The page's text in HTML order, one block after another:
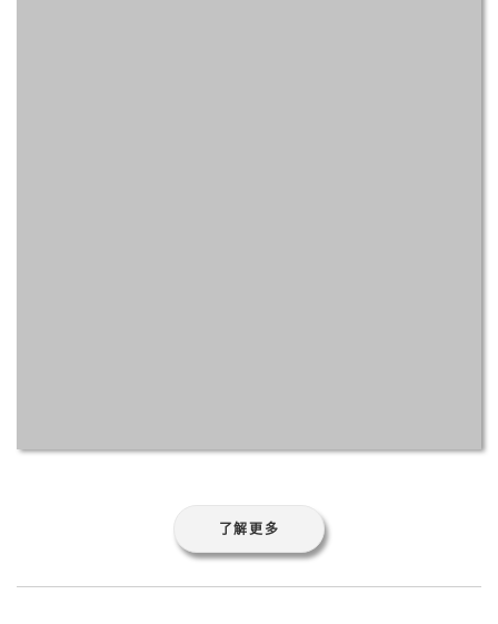
22年技术趋势前瞻(异步
编程/容器技术)